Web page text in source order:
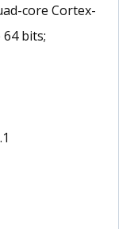
core Cortex-
64 bits;